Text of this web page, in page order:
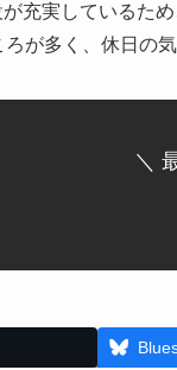
充実しているた
が多く、休日の
＼